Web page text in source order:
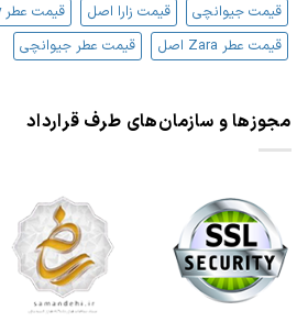
قیمت جیوانچی
قیمت زارا اصل
قیمت عطر Givenchy
قیمت عطر Zara اصل
قیمت عطر جیوانچی
مجوزها و سازمان‌های طرف قرارداد